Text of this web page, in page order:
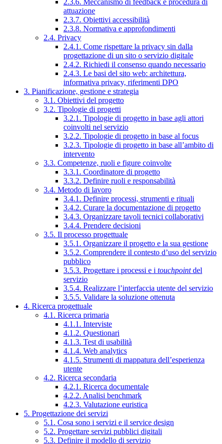
2.3.6. Meccanismo di feedback e procedura di
attuazione
2.3.7. Obiettivi accessibilità
2.3.8. Normativa e approfondimenti
2.4. Privacy
2.4.1. Come rispettare la privacy sin dalla
progettazione di un sito o servizio digitale
2.4.2. Richiedi il consenso quando necessario
2.4.3. Le basi del sito web: architettura,
informativa privacy, riferimenti DPO
3. Pianificazione, gestione e strategia
3.1. Obiettivi del progetto
3.2. Tipologie di progetti
3.2.1. Tipologie di progetto in base agli attori
coinvolti nel servizio
3.2.2. Tipologie di progetto in base al focus
3.2.3. Tipologie di progetto in base all’ambito di
intervento
3.3. Competenze, ruoli e figure coinvolte
3.3.1. Coordinatore di progetto
3.3.2. Definire ruoli e responsabilità
3.4. Metodo di lavoro
3.4.1. Definire processi, strumenti e rituali
3.4.2. Curare la documentazione di progetto
3.4.3. Organizzare tavoli tecnici collaborativi
3.4.4. Prendere decisioni
3.5. Il processo progettuale
3.5.1. Organizzare il progetto e la sua gestione
3.5.2. Comprendere il contesto d’uso del servizio
pubblico
3.5.3. Progettare i processi e i touchpointdel
servizio
3.5.4. Realizzare l’interfaccia utente del servizio
3.5.5. Validare la soluzione ottenuta
4. Ricerca progettuale
4.1. Ricerca primaria
4.1.1. Interviste
4.1.2. Questionari
4.1.3. Test di usabilità
4.1.4. Web analytics
4.1.5. Strumenti di mappatura dell’esperienza
utente
4.2. Ricerca secondaria
4.2.1. Ricerca documentale
4.2.2. Analisi benchmark
4.2.3. Valutazione euristica
5. Progettazione dei servizi
5.1. Cosa sono i servizi e il service design
5.2. Progettare servizi pubblici digitali
5.3. Definire il modello di servizio